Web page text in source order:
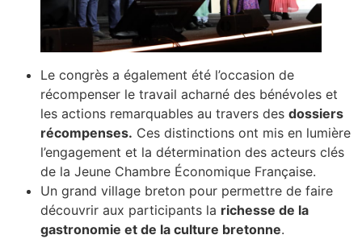
Le congrès a également été l’occasion de
récompenser le travail acharné des bénévoles et
les actions remarquables au travers des dossiers
récompenses. Ces distinctions ont mis en lumière
l’engagement et la détermination des acteurs clés
de la Jeune Chambre Économique Française.
Un grand village breton pour permettre de faire
découvrir aux participants la richesse de la
gastronomie et de la culture bretonne.